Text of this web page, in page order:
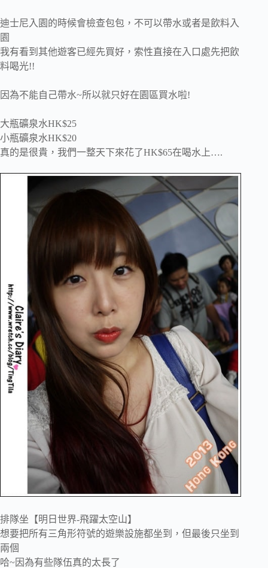
迪士尼入園的時候會檢查包包，不可以帶水或者是飲料入
園
我有看到其他遊客已經先買好，索性直接在入口處先把飲
料喝光!!
因為不能自己帶水~所以就只好在園區買水啦!
大瓶礦泉水HK$25
小瓶礦泉水HK$20
真的是很貴，我們一整天下來花了HK$65在喝水上….
排隊坐【明日世界-飛躍太空山】
想要把所有三角形符號的遊樂設施都坐到，但最後只坐到
兩個
哈~因為有些隊伍真的太長了